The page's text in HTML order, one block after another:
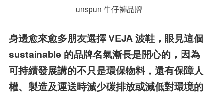
unspun 牛仔褲品牌
身邊愈來愈多朋友選擇 VEJA 波鞋，眼見這個
sustainable 的品牌名氣漸長是開心的，因為
可持續發展講的不只是環保物料，還有保障人
權、製造及運送時減少碳排放或減低對環境的